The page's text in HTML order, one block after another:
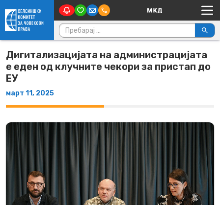
Skip to content Main Navigation
Пребарувај за:
Дигитализацијата на администрацијата
е еден од клучните чекори за пристап до
ЕУ
март 11, 2025